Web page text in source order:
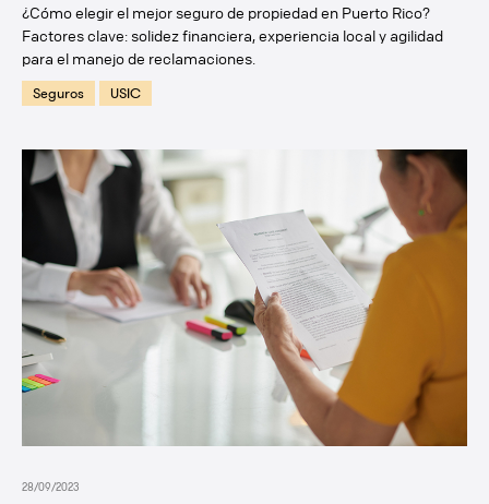
¿Cómo elegir el mejor seguro de propiedad en Puerto Rico?
Factores clave: solidez financiera, experiencia local y agilidad
para el manejo de reclamaciones.
Seguros USIC
28/09/2023